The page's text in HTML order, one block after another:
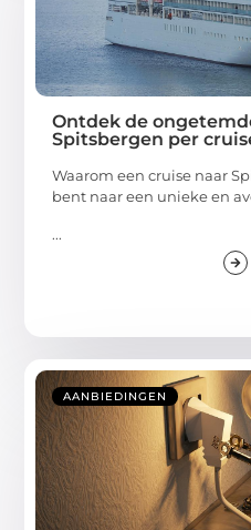
Ontdek de
Spitsbergen per
Waarom een cruise naar
bent naar een unieke en
...
AANBIEDINGEN